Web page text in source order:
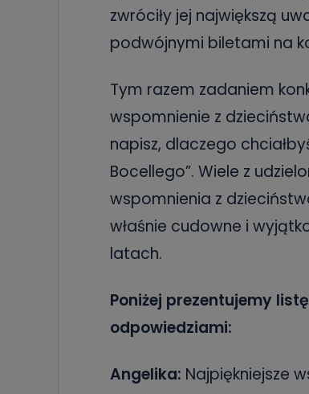
zwróciły jej największą
podwójnymi biletami na
Tym razem zadaniem
wspomnienie z
napisz, dlaczego
Bocellego”. Wiele z
wspomnienia z
właśnie cudowne i
latach.
Poniżej prezentujemy
odpowiedziami:
Angelika: Najpiękniejsze